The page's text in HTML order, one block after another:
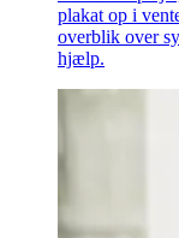
plakat op i
overblik over
hjælp.